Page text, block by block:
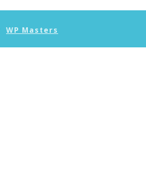
WP Masters